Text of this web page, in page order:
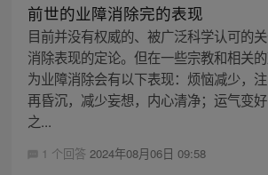
前世的业障消除完的表现
目前并没有权威的、被广泛科学认可的
消除表现的定论。但在一些宗教和相关
为业障消除会有以下表现：烦恼减少，
再昏沉，减少妄想，内心清净；运气变
之...
1 个回答 2024年08月06日 09:58